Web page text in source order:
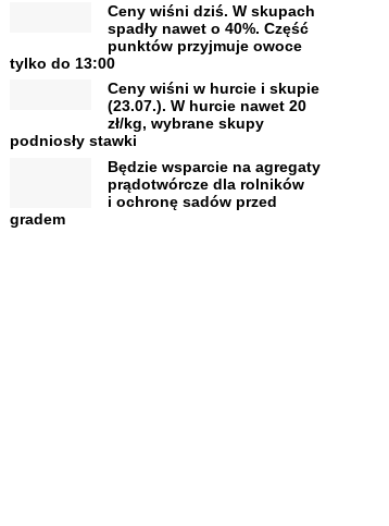
Ceny wiśni dziś. W skupach
spadły nawet o 40%. Część
punktów przyjmuje owoce
tylko do 13:00
Ceny wiśni w hurcie i skupie
(23.07.). W hurcie nawet 20
zł/kg, wybrane skupy
podniosły stawki
Będzie wsparcie na agregaty
prądotwórcze dla rolników
i ochronę sadów przed
gradem